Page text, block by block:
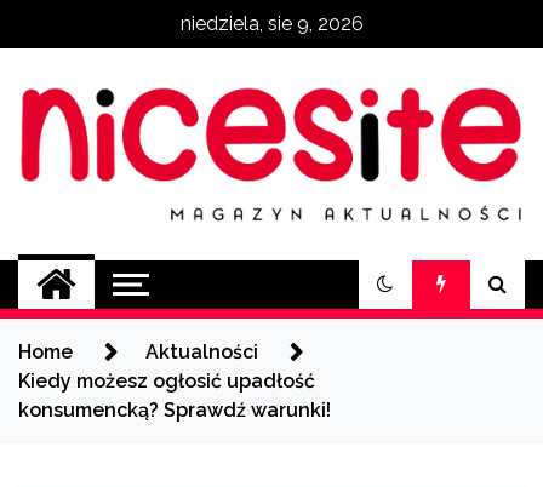
niedziela, sie 9, 2026
NiceSite.com.pl
magazyn aktualności
Home
Aktualności
Kiedy możesz ogłosić upadłość
konsumencką? Sprawdź warunki!